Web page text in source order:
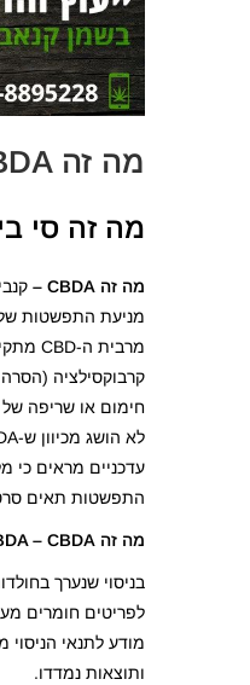
מה זה CBDA
מה זה סי
מה זה CBDA –
מניעת התפשטות של
חימום או שריפה של
התפשטות תאים
מה זה CBDA – CBDA נגד בחילות והקאות
ותוצאות נמדדו.